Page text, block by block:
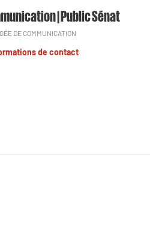
| Public Sénat
DE COMMUNICATION
de contact